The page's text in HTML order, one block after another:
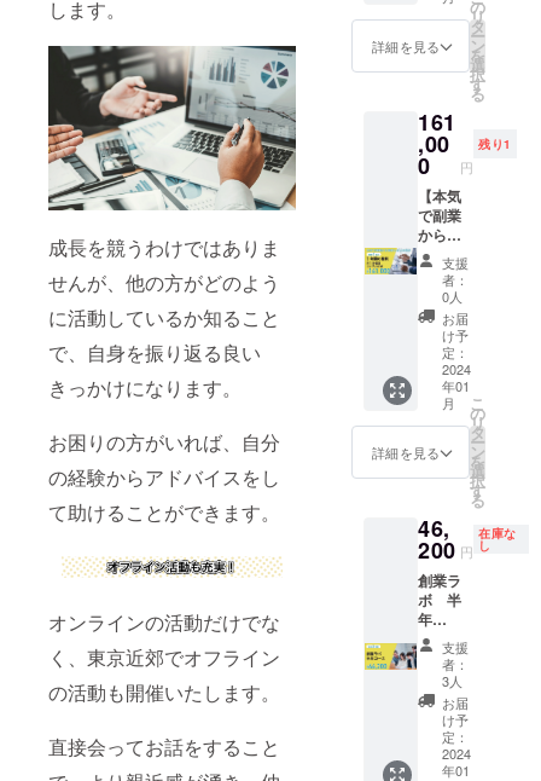
します。
成長を競うわけではありま
せんが、他の方がどのよう
に活動しているか知ること
で、自身を振り返る良い
きっかけになります。
お困りの方がいれば、自分
の経験からアドバイスをし
て助けることができます。
オンラインの活動だけでな
く、東京近郊でオフライン
の活動も開催いたします。
直接会ってお話をすること
す。 ※
初回
レッス
2024年
1月から
半年
円 半年
＋月1個
別コン
120,000
円
→93,00
0円 ※開
始日か
ら半年
間サ
ポート
させて
頂きま
す。 ※
オンラ
イン開
催が中
心にな
りま
す。 ※
月に1回
個別コ
ンサル
で◯分1
指導さ
せて頂
きま
す。 ※
合計：6
回の個
別コン
サルに
なりま
す。 ※
日程等
はクラ
ウド
ファン
の情報
を掲載
させて
サンプ
ル商品
や御社
のパン
フレッ
ト等を
創業ラ
ボの生
徒に配
布させ
て頂き
ます。
・交流
会、セ
ミナー
などの
イベン
トにご
招待さ
す。 ・
交流
会、セ
ミナー
などの
イベン
トで企
業様の
ことを
ご紹介
させて
頂きま
す。
※HP掲
詳細を見る
の
リ
タ
ー
ン
を
選
択
す
る
161
,00
0 円
残り1
【本気
で副業
から起
業した
い方向
け】1年
間の権
利 月1
回個別
コンサ
ル付き
35%off
入会費
30,000
円
→5,000
ラボで
本気で
副業か
ら起業
したい
方向け
のコー
スを1年
間受け
ていた
だきま
す！ 入
会費
30,000
支援
者：
0人
お届
け予
定：
2024
年01
月
詳細を見る
こ
の
リ
タ
ー
ン
を
選
択
す
る
46,
200 円
在庫な
し
創業ラ
ボ 半
年
30%off
入会
30,000
→5,000
ラボを
支援
者：
3人
お届
け予
定：
2024
年01